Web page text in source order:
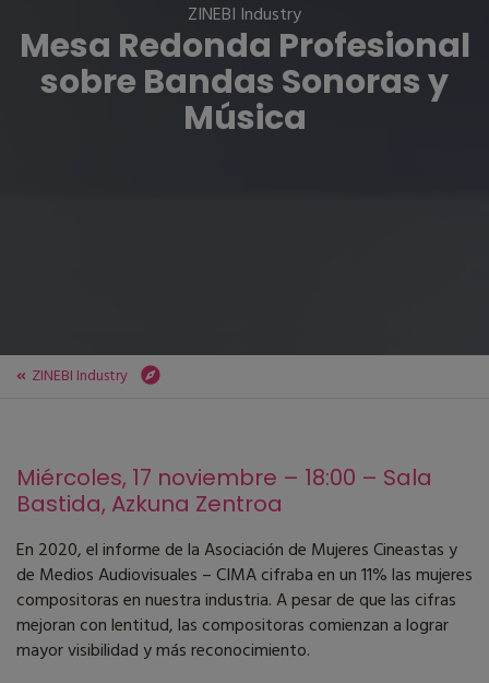
ZINEBI Industry
Mesa Redonda Profesional
sobre Bandas Sonoras y
Música
ZINEBI Industry
Miércoles, 17 noviembre – 18:00 – Sala
Bastida, Azkuna Zentroa
En 2020, el informe de la Asociación de Mujeres Cineastas y
de Medios Audiovisuales – CIMA cifraba en un 11% las mujeres
compositoras en nuestra industria. A pesar de que las cifras
mejoran con lentitud, las compositoras comienzan a lograr
mayor visibilidad y más reconocimiento.